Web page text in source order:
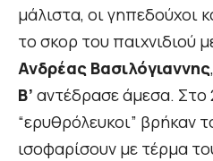
μάλιστα, οι γηπεδούχοι
το σκορ του παιχνιδιού
Ανδρέας Βασιλόγιαννης
Β’ αντέδρασε άμεσα. Στο
“ερυθρόλευκοι” βρήκαν
ισοφαρίσουν με τέρμα